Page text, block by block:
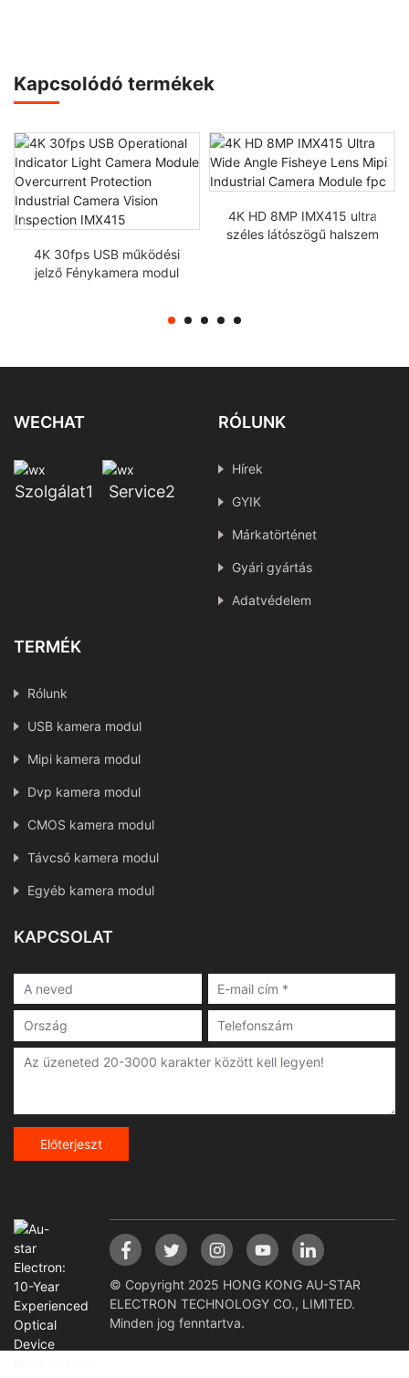
Kapcsolódó termékek
4K 30fps USB működési
jelző Fénykamera modul
4K HD 8MP IMX415 ultra
széles látószögű halszem
WECHAT
Szolgálat1 Service2
RÓLUNK
Hírek
GYIK
Márkatörténet
Gyári gyártás
Adatvédelem
TERMÉK
Rólunk
USB kamera modul
Mipi kamera modul
Dvp kamera modul
CMOS kamera modul
Távcső kamera modul
Egyéb kamera modul
KAPCSOLAT
Előterjeszt
© Copyright 2025 HONG KONG AU-STAR
ELECTRON TECHNOLOGY CO., LIMITED.
Minden jog fenntartva.